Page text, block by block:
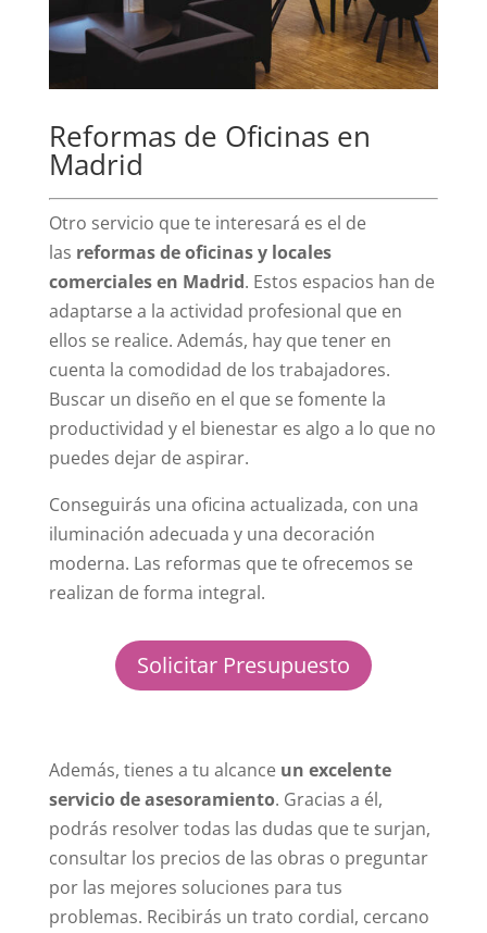
Reformas de Oficinas en
Madrid
Otro servicio que te interesará es el de
las reformas de oficinas y locales
comerciales en Madrid. Estos espacios han de
adaptarse a la actividad profesional que en
ellos se realice. Además, hay que tener en
cuenta la comodidad de los trabajadores.
Buscar un diseño en el que se fomente la
productividad y el bienestar es algo a lo que no
puedes dejar de aspirar.
Conseguirás una oficina actualizada, con una
iluminación adecuada y una decoración
moderna. Las reformas que te ofrecemos se
realizan de forma integral.
Solicitar Presupuesto
Además, tienes a tu alcance un excelente
servicio de asesoramiento. Gracias a él,
podrás resolver todas las dudas que te surjan,
consultar los precios de las obras o preguntar
por las mejores soluciones para tus
problemas. Recibirás un trato cordial, cercano